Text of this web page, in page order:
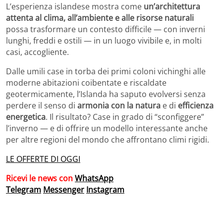
L’esperienza islandese mostra come un’architettura
attenta al clima, all’ambiente e alle risorse naturali
possa trasformare un contesto difficile — con inverni
lunghi, freddi e ostili — in un luogo vivibile e, in molti
casi, accogliente.
Dalle umili case in torba dei primi coloni vichinghi alle
moderne abitazioni coibentate e riscaldate
geotermicamente, l’Islanda ha saputo evolversi senza
perdere il senso di armonia con la natura e di efficienza
energetica. Il risultato? Case in grado di “sconfiggere”
l’inverno — e di offrire un modello interessante anche
per altre regioni del mondo che affrontano climi rigidi.
LE OFFERTE DI OGGI
Ricevi le news conWhatsApp
Telegram Messenger Instagram